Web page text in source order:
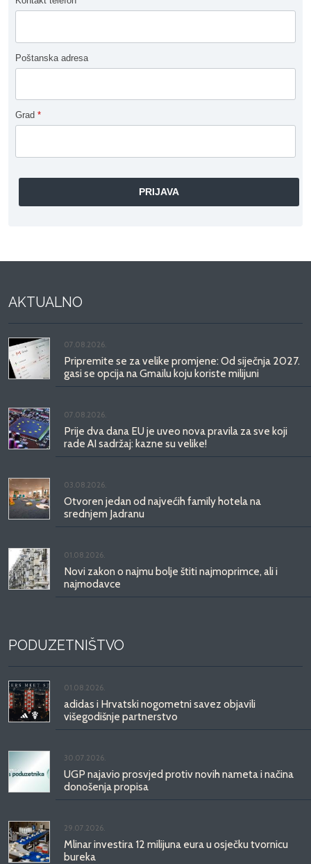
Poštanska adresa
Grad *
AKTUALNO
07.08.2026.
Pripremite se za velike promjene: Od siječnja 2027.
gasi se opcija na Gmailu koju koriste milijuni
07.08.2026.
Prije dva dana EU je uveo nova pravila za sve koji
rade AI sadržaj: kazne su velike!
03.08.2026.
Otvoren jedan od najvećih family hotela na
srednjem Jadranu
01.08.2026.
Novi zakon o najmu bolje štiti najmoprimce, ali i
najmodavce
PODUZETNIŠTVO
01.08.2026.
adidas i Hrvatski nogometni savez objavili
višegodišnje partnerstvo
30.07.2026.
UGP najavio prosvjed protiv novih nameta i načina
donošenja propisa
29.07.2026.
Mlinar investira 12 milijuna eura u osječku tvornicu
bureka